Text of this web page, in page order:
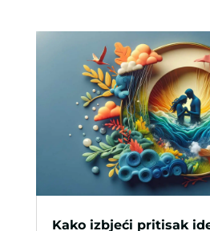
Kako izbjeći pritisak